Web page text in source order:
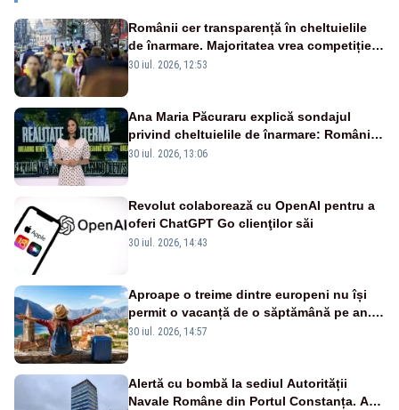
Românii cer transparență în cheltuielile
de înarmare. Majoritatea vrea competiție
reală și industrie locală – SONDAJ
30 iul. 2026, 12:53
Ana Maria Păcuraru explică sondajul
privind cheltuielile de înarmare: Românii
cer transparență în achiziții și un echilibru
30 iul. 2026, 13:06
Revolut colaborează cu OpenAI pentru a
oferi ChatGPT Go clienţilor săi
30 iul. 2026, 14:43
Aproape o treime dintre europeni nu își
permit o vacanță de o săptămână pe an.
România, pe primul loc în UE
30 iul. 2026, 14:57
Alertă cu bombă la sediul Autorității
Navale Române din Portul Constanța. A